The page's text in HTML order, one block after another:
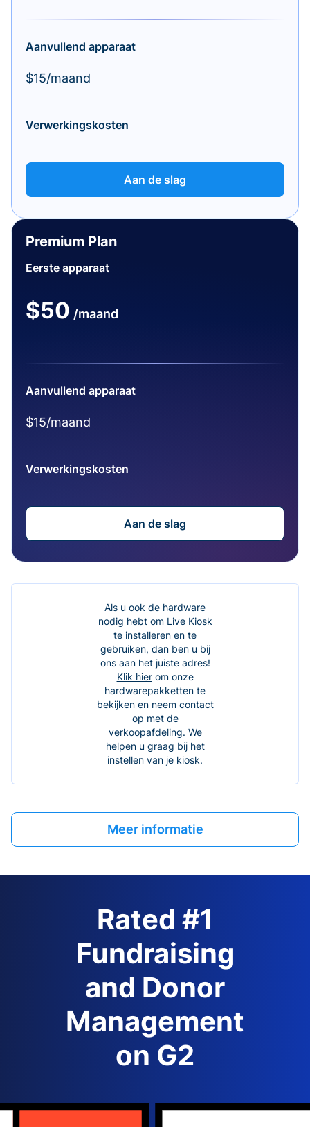
Aanvullend apparaat
$15/maand
Verwerkingskosten
Aan de slag
Premium Plan
Eerste apparaat
$50 /maand
Aanvullend apparaat
$15/maand
Verwerkingskosten
Aan de slag
Als u ook de hardware
nodig hebt om Live Kiosk
te installeren en te
gebruiken, dan ben u bij
ons aan het juiste adres!
Klik hierom onze
hardwarepakketten te
bekijken en neem contact
op met de
verkoopafdeling. We
helpen u graag bij het
instellen van je kiosk.
Meer informatie
Rated #1
Fundraising
and Donor
Management
on G2